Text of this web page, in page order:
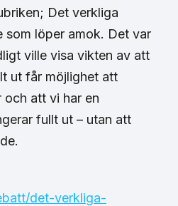
Det verkliga
som löper amok. Det var
ville visa vikten av att
ut får möjlighet att
och att vi har en
fullt ut – utan att
det-verkliga-